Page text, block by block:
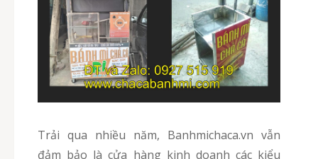
Trải qua nhiều năm, Banhmichaca.vn vẫn
đảm bảo là cửa hàng kinh doanh các kiểu